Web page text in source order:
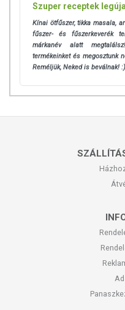
Szuper receptek
Kínai ötfűszer, tikka masala,
fűszer- és fűszerkeverék
márkanév alatt
termékeinket és megosztunk
Reméljük, Neked is beválnak! :)